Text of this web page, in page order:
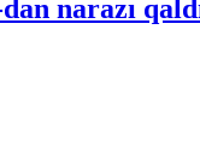
narazı